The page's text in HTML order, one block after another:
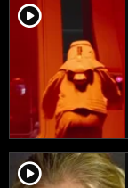
player2
player2